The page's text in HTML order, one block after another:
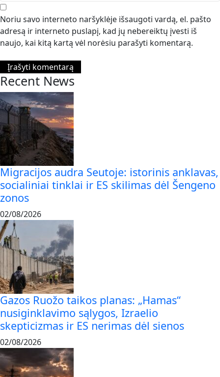
Noriu savo interneto naršyklėje išsaugoti vardą, el. pašto
adresą ir interneto puslapį, kad jų nebereiktų įvesti iš
naujo, kai kitą kartą vėl norėsiu parašyti komentarą.
Recent News
Migracijos audra Seutoje: istorinis anklavas,
socialiniai tinklai ir ES skilimas dėl Šengeno
zonos
02/08/2026
Gazos Ruožo taikos planas: „Hamas“
nusiginklavimo sąlygos, Izraelio
skepticizmas ir ES nerimas dėl sienos
02/08/2026